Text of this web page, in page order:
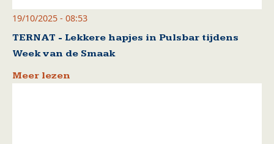
19/10/2025 - 08:53
TERNAT - Lekkere hapjes in Pulsbar tijdens
Week van de Smaak
Meer lezen